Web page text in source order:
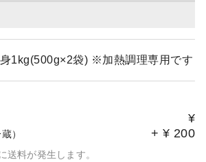
1kg(500g×2袋) ※加熱調理専用です
¥
） + ¥ 200
送料が発生します。